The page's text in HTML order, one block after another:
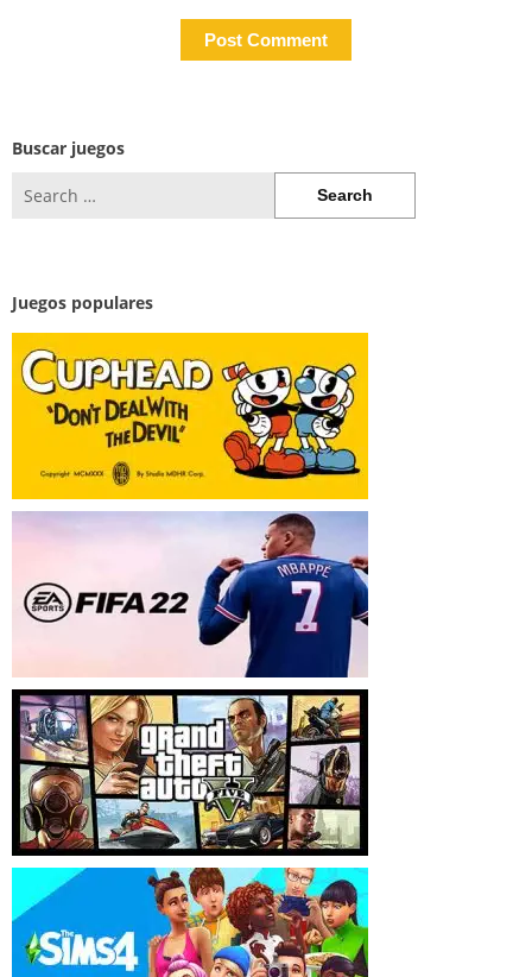
Buscar juegos
for:
Juegos populares